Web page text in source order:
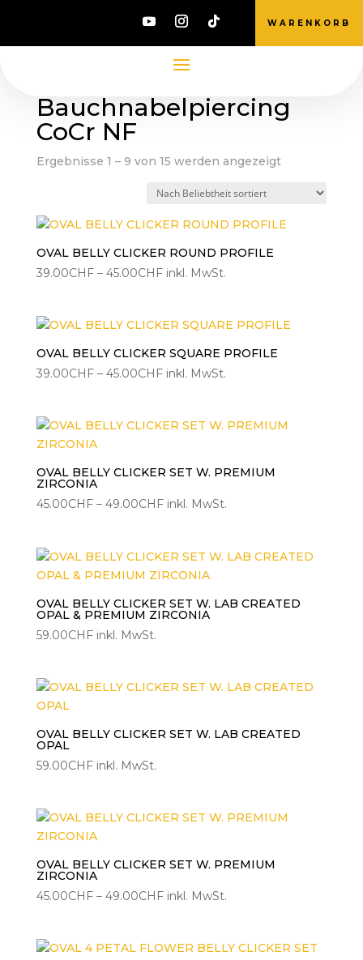
WARENKORB
/ Produkte verschlagwortet mit
„Bauchnabelpiercing CoCr NF“
Bauchnabelpiercing
CoCr NF
Ergebnisse 1 – 9 von 15 werden angezeigtNach
sortiert
OVAL BELLY CLICKER ROUND PROFILE
39.00CHF – 45.00CHFPreisspanne:
45.00CHF
inkl. MwSt.
OVAL BELLY CLICKER SQUARE PROFILE
39.00CHF – 45.00CHFPreisspanne:
45.00CHF
inkl. MwSt.
OVAL BELLY CLICKER SET W. PREMIUM
ZIRCONIA
45.00CHF – 49.00CHFPreisspanne:
49.00CHF
inkl. MwSt.
OVAL BELLY CLICKER SET W. LAB CREATED
OPAL & PREMIUM ZIRCONIA
59.00CHF inkl. MwSt.
OVAL BELLY CLICKER SET W. LAB CREATED
OPAL
59.00CHF inkl. MwSt.
OVAL BELLY CLICKER SET W. PREMIUM
ZIRCONIA
45.00CHF – 49.00CHFPreisspanne:
49.00CHF
inkl. MwSt.